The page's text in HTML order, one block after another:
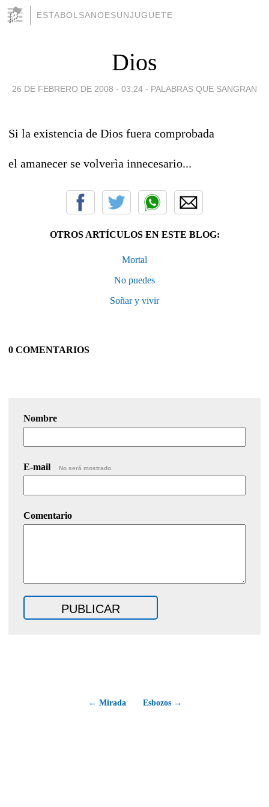
ESTABOLSANOESUNJUGUETE
Dios
26 DE FEBRERO DE 2008 - 03:24 - PALABRAS QUE SANGRAN
Si la existencia de Dios fuera comprobada
el amanecer se volverìa innecesario...
OTROS ARTÍCULOS EN ESTE BLOG:
Mortal
No puedes
Soñar y vivir
0 COMENTARIOS
Nombre
E-mail No será mostrado.
Comentario
← Mirada Esbozos →